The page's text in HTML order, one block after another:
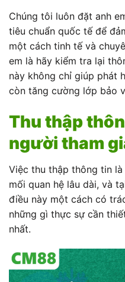
Chúng tôi luôn đặt anh
tiêu chuẩn quốc tế để
một cách tinh tế và
em là hãy kiểm tra lại
này không chỉ giúp phát
còn tăng cường lớp bảo
Thu thập
người tham
Việc thu thập thông tin
mối quan hệ lâu dài, và
điều này một cách có
những gì thực sự cần
nhất.